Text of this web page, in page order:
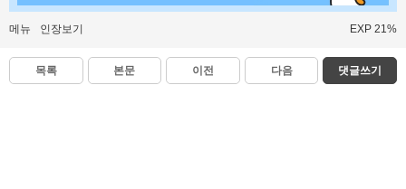
메뉴 인장보기 EXP 21%
목록 본문 이전 다음 댓글쓰기